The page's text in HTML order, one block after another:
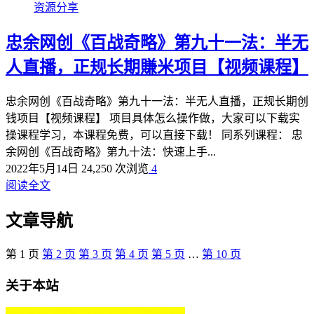
资源分享
忠余网创《百战奇略》第九十一法：半无
人直播，正规长期賺米项目【视频课程】
忠余网创《百战奇略》第九十一法：半无人直播，正规长期创
钱项目【视频课程】 项目具体怎么操作做，大家可以下载实
操课程学习，本课程免费，可以直接下载！ 同系列课程： 忠
余网创《百战奇略》第九十法：快速上手...
2022年5月14日 24,250 次浏览 4
阅读全文
文章导航
第 1 页 第 2 页 第 3 页 第 4 页 第 5 页 … 第 10 页
关于本站